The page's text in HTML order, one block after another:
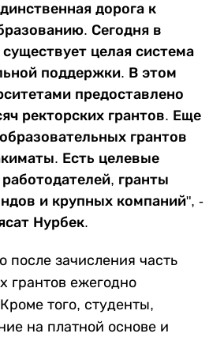
дорога к
Сегодня в
существует целая система
поддержки. В этом
предоставлено
ректорских грантов. Еще
грантов
Есть целевые
гранты
и крупных компаний", -
Нурбек.
после зачисления часть
грантов ежегодно
того, студенты,
на платной основе и